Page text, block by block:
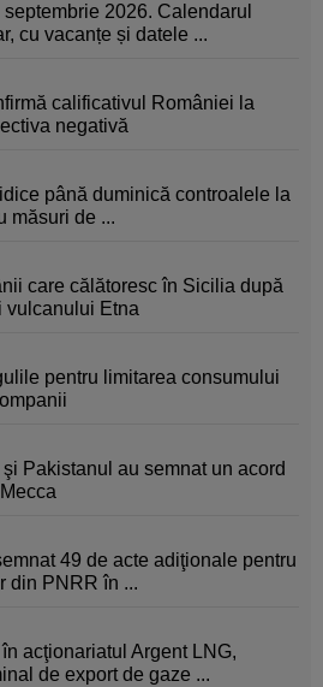
2026. Calendarul
cu vacanțe și datele ...
calificativul României la
negativă
până duminică controalele la
măsuri de ...
care călătoresc în Sicilia după
vulcanului Etna
pentru limitarea consumului
Pakistanul au semnat un acord
49 de acte adiţionale pentru
din PNRR în ...
acţionariatul Argent LNG,
de export de gaze ...